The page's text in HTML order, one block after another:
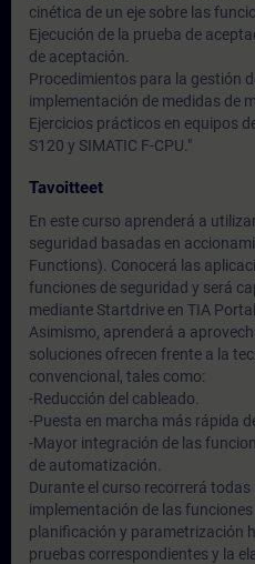
cinética de un eje sobre las
Ejecución de la prueba de
de aceptación.
Procedimientos para la gestión
implementación de medidas de
Ejercicios prácticos en equipos
S120 y SIMATIC F-CPU."
Tavoitteet
En este curso aprenderá a
seguridad basadas en
Functions). Conocerá las
funciones de seguridad y será
mediante Startdrive en TIA Portal.
Asimismo, aprenderá a
soluciones ofrecen frente a la
convencional, tales como:
-Reducción del cableado.
-Puesta en marcha más rápida
-Mayor integración de las
de automatización.
Durante el curso recorrerá
implementación de las
planificación y parametrización
pruebas correspondientes y la